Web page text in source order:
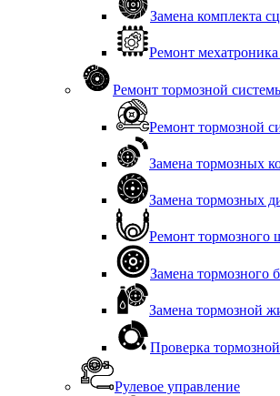
Замена комплекта
Ремонт
Ремонт тормозной
Ремонт тормозной
Замена тормозных
Замена тормозных
Ремонт тормозного
Замена тормозного
Замена тормозной
Проверка
Рулевое управление